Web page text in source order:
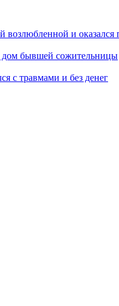
и оказался
дом бывшей сожительницы
с травмами и без денег